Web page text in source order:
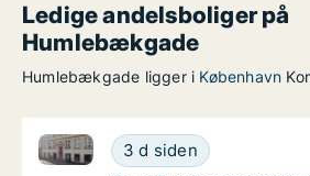
Ledige andelsboliger på
Humlebækgade
Humlebækgade ligger i København
Ca. 85 m2
3 d siden
Ca. 85 m2 andelsbolig til salg